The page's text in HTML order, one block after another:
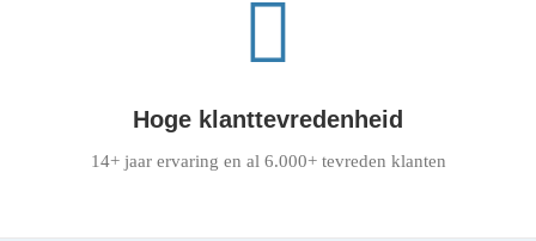
Hoge klanttevredenheid
14+ jaar ervaring en al 6.000+ tevreden klanten